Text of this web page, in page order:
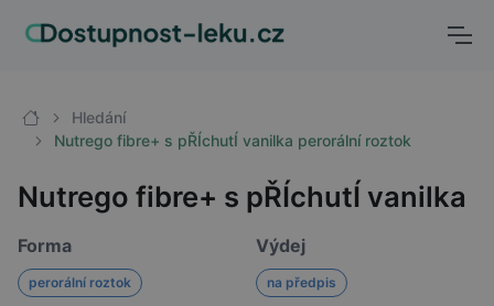
Hledání
Nutrego fibre+ s pŘÍchutÍ vanilka perorální roztok
Nutrego fibre+ s pŘÍchutÍ vanilka
Forma
perorální roztok
Výdej
na předpis